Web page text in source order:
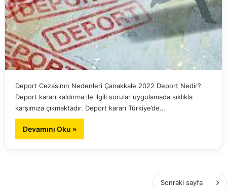
Deport Cezasının Nedenleri Çanakkale 2022 Deport Nedir?
Deport kararı kaldırma ile ilgili sorular uygulamada sıklıkla
karşımıza çıkmaktadır. Deport kararı Türkiye’de…
Devamını Oku »
Sonraki sayfa